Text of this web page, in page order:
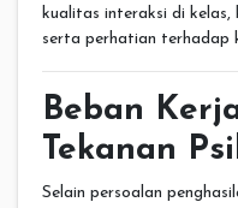
kualitas interaksi di
serta perhatian terhadap
Beban
Tekanan
Selain persoalan